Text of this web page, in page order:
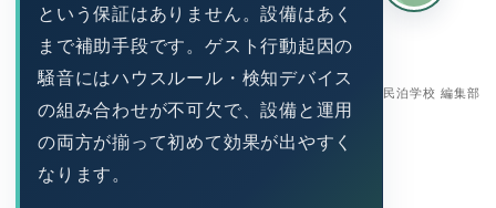
民泊学校 編集部
という保証はありません。設備はあく
まで補助手段です。ゲスト行動起因の
騒音にはハウスルール・検知デバイス
の組み合わせが不可欠で、設備と運用
の両方が揃って初めて効果が出やすく
なります。